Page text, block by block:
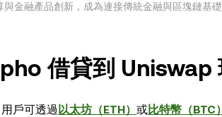
金融產品創新，成為連接傳統金融與區塊鏈基礎
借貸到 Uniswap
用戶可透過以太坊（ETH） 或比特幣（BTC）